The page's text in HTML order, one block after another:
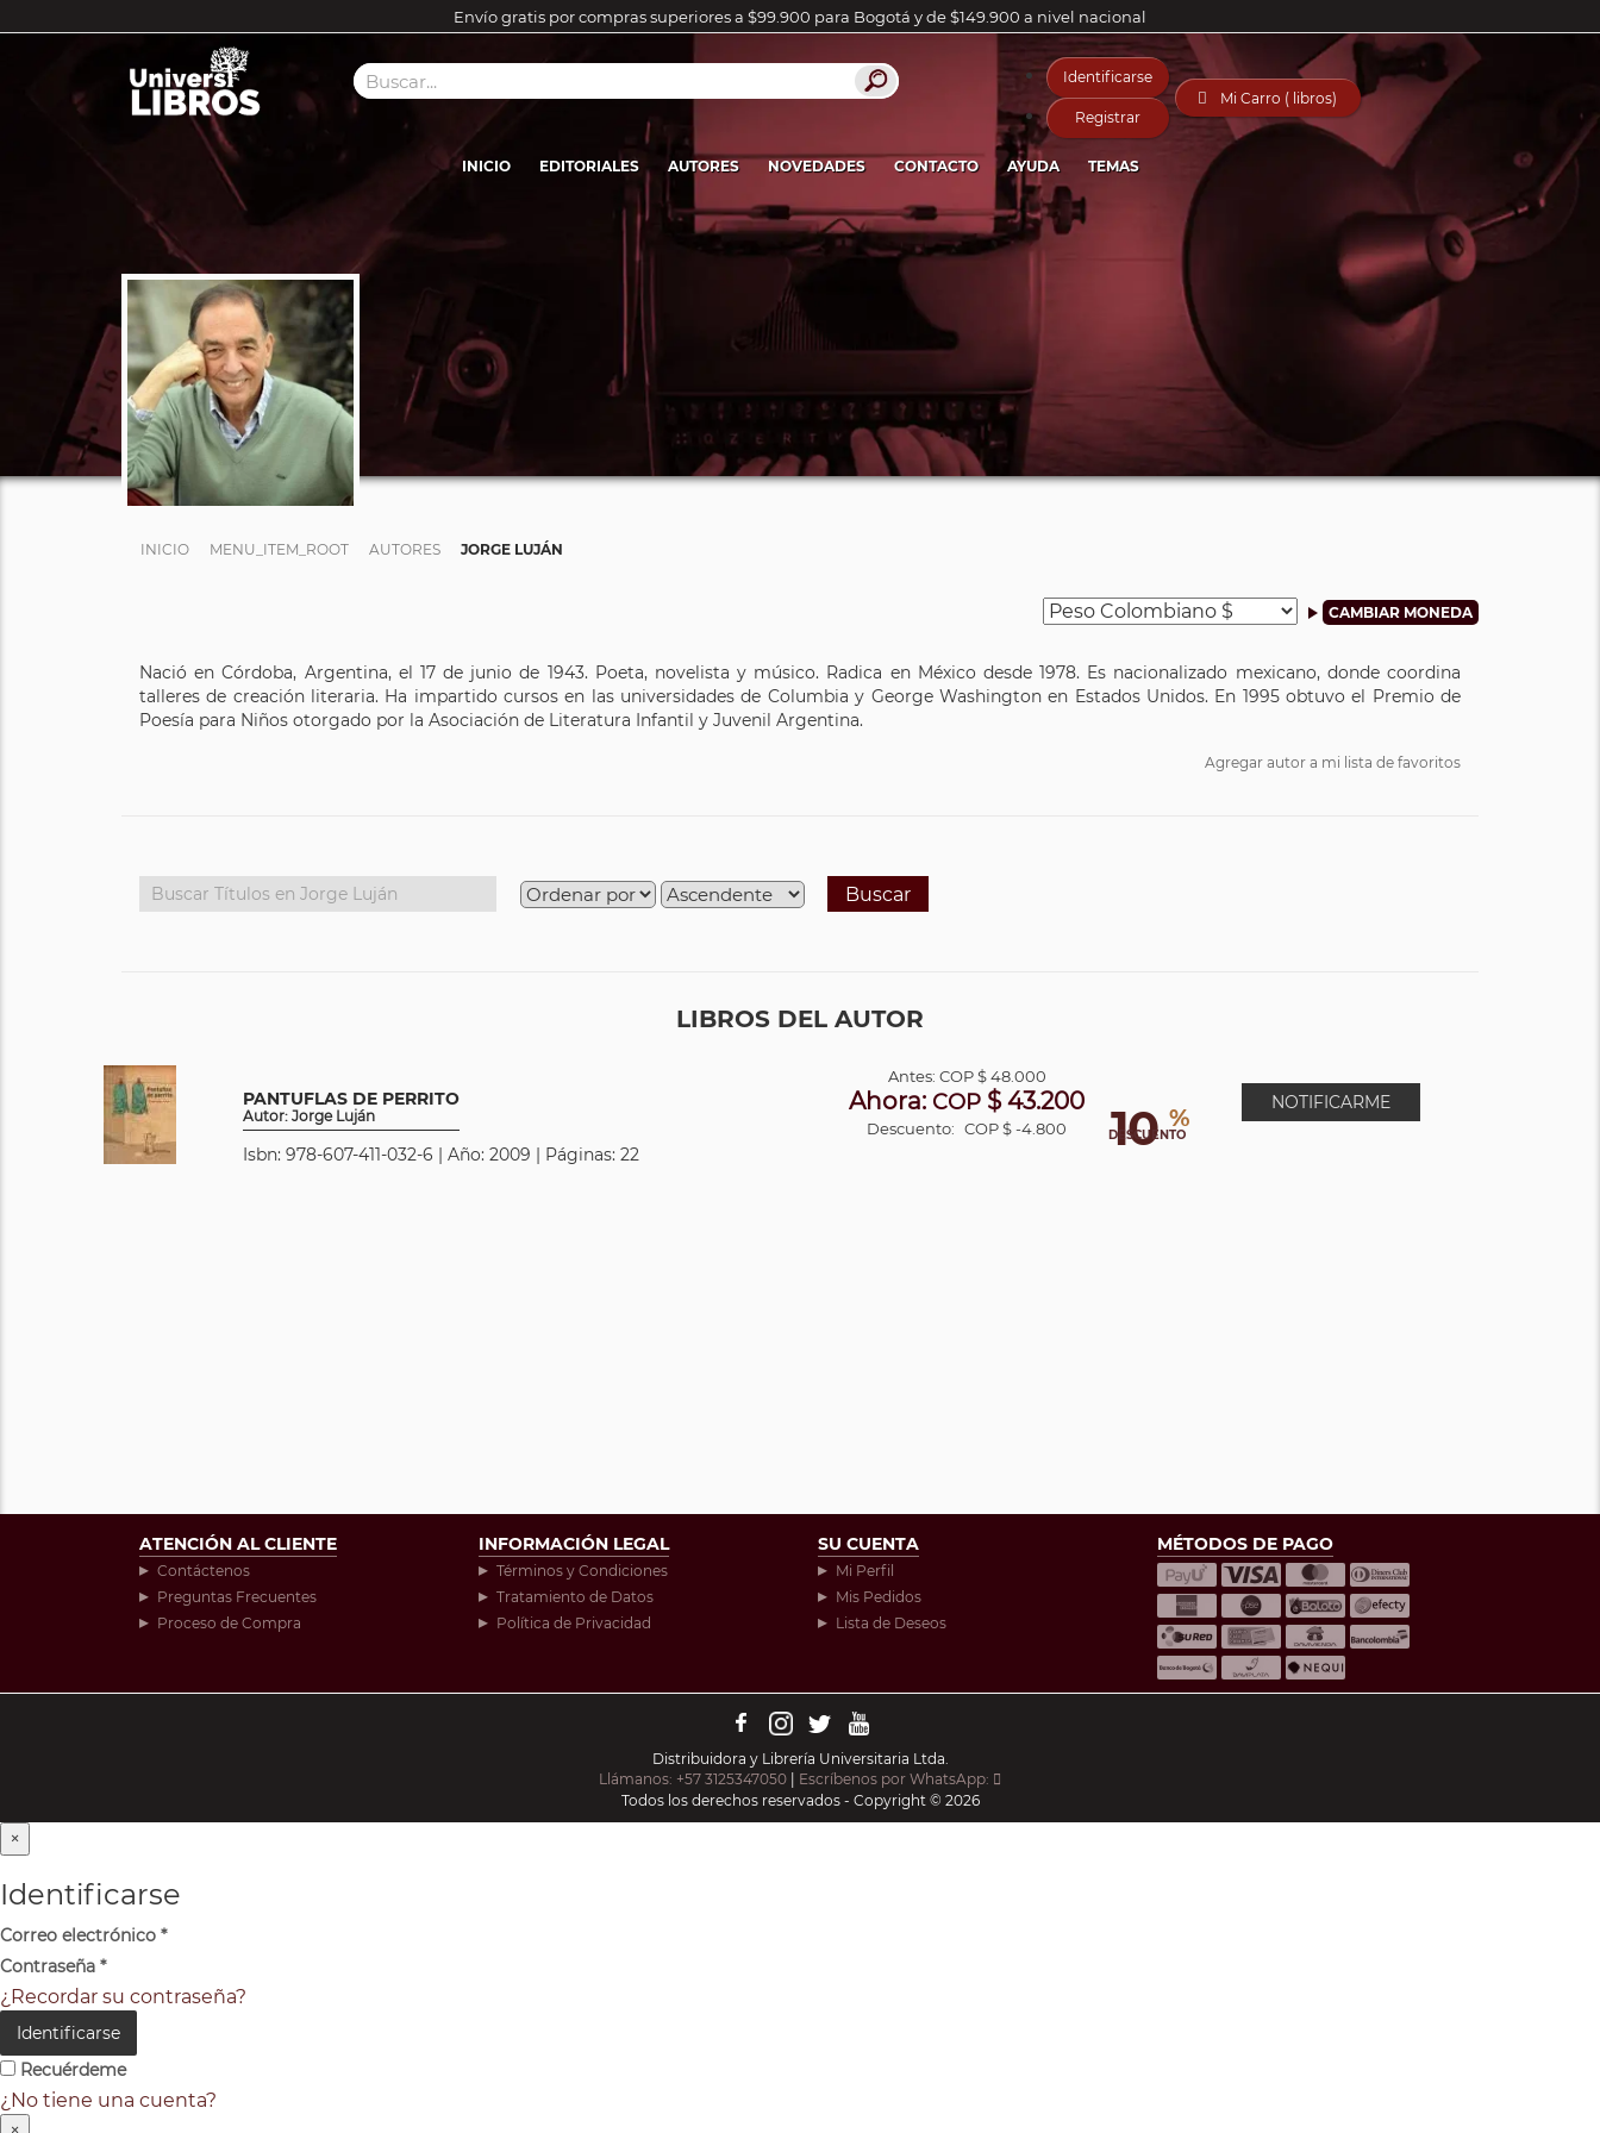
Envío gratis por compras superiores a $99.900 para Bogotá y de $149.900 a nivel nacional
Identificarse
Registrar
 Mi Carro ( libros)
INICIO EDITORIALES AUTORES NOVEDADES CONTACTO AYUDA TEMAS
INICIO MENU_ITEM_ROOT AUTORES JORGE LUJÁN
Nació en Córdoba, Argentina, el 17 de junio de 1943. Poeta, novelista y músico. Radica en México desde 1978. Es nacionalizado mexicano, donde coordina
talleres de creación literaria. Ha impartido cursos en las universidades de Columbia y George Washington en Estados Unidos. En 1995 obtuvo el Premio de
Poesía para Niños otorgado por la Asociación de Literatura Infantil y Juvenil Argentina.
Agregar autor a mi lista de favoritos
Buscar
LIBROS DEL AUTOR
PANTUFLAS DE PERRITO
Autor: Jorge Luján
Isbn: 978-607-411-032-6 | Año: 2009 | Páginas: 22 10 %
DESCUENTO
Antes: COP$ 48.000
Ahora: COP $ 43.200
Descuento: COP $ -4.800
NOTIFICARME
ATENCIÓN AL CLIENTE
Contáctenos
Preguntas Frecuentes
Proceso de Compra
INFORMACIÓN LEGAL
Términos y Condiciones
Tratamiento de Datos
Política de Privacidad
SU CUENTA
Mi Perfil
Mis Pedidos
Lista de Deseos
MÉTODOS DE PAGO
Distribuidora y Librería Universitaria Ltda.
Llámanos: +57 3125347050
Escríbenos por WhatsApp:
Todos los derechos reservados - Copyright © 2026
×
Identificarse
Correo electrónico *
Contraseña *
¿Recordar su contraseña?
Identificarse
Recuérdeme
¿No tiene una cuenta?